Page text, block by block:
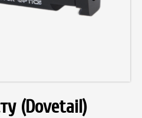
(Dovetail)